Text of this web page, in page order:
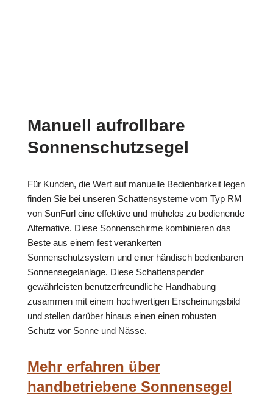
Manuell aufrollbare
Sonnenschutzsegel
Für Kunden, die Wert auf manuelle Bedienbarkeit legen
finden Sie bei unseren Schattensysteme vom Typ RM
von SunFurl eine effektive und mühelos zu bedienende
Alternative. Diese Sonnenschirme kombinieren das
Beste aus einem fest verankerten
Sonnenschutzsystem und einer händisch bedienbaren
Sonnensegelanlage. Diese Schattenspender
gewährleisten benutzerfreundliche Handhabung
zusammen mit einem hochwertigen Erscheinungsbild
und stellen darüber hinaus einen einen robusten
Schutz vor Sonne und Nässe.
Mehr erfahren über
handbetriebene Sonnensegel